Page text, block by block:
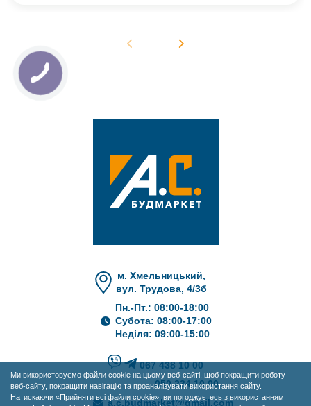
Ми використовуємо файли cookie на цьому веб-сайті, щоб покращити роботу
веб-сайту, покращити навігацію та проаналізувати використання сайту.
Натискаючи «Прийняти всі файли cookie», ви погоджуєтесь з використанням
м. Хмельницький,
вул. Трудова, 4/3б
Пн.-Пт.: 08:00-18:00
Субота: 08:00-17:00
Неділя: 09:00-15:00
067 438 10 00
050 234 10 00
a.c.budmarket@gmail.com